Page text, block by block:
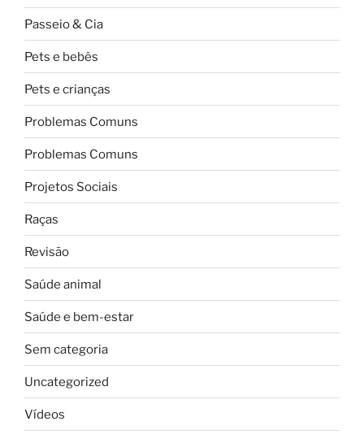
Passeio & Cia
Pets e bebês
Pets e crianças
Problemas Comuns
Problemas Comuns
Projetos Sociais
Raças
Revisão
Saúde animal
Saúde e bem-estar
Sem categoria
Uncategorized
Vídeos